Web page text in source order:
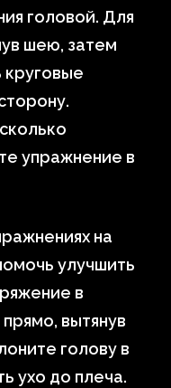
головой. Для
шею, затем
круговые
упражнение в
на
улучшить
в
вытянув
голову в
ухо до плеча.